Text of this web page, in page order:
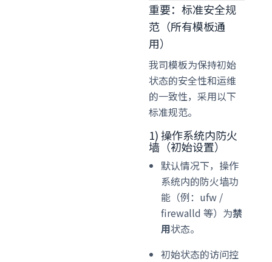
重要：标准安全规
范（所有模板通
用）
我司模板为保持初始
状态的安全性和运维
的一致性，采用以下
标准规范。
1) 操作系统内防火
墙（初始设置）
默认情况下，操作
系统内的防火墙功
能（例：ufw /
firewalld 等）为禁
用状态。
初始状态的访问控